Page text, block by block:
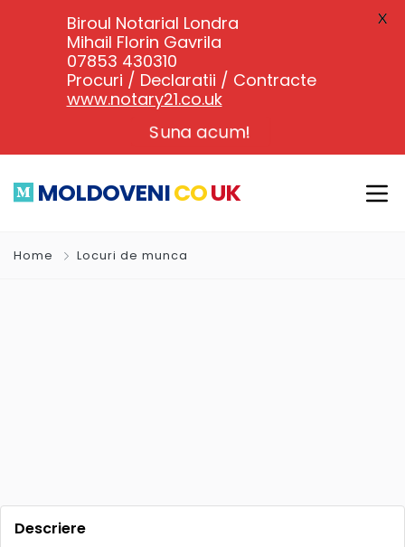
MOLDOVENICOUK
Home Locuri de munca
Descriere
Biroul Notarial Londra
Mihail Florin Gavrila
07853 430310
Procuri / Declaratii / Contracte
www.notary21.co.uk
Suna acum!
X